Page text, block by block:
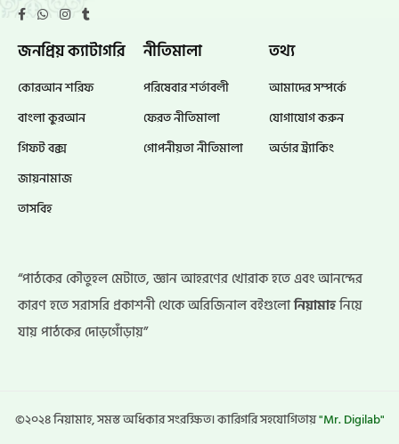
জনপ্রিয় ক্যাটাগরি
কোরআন শরিফ
বাংলা কুরআন
গিফট বক্স
জায়নামাজ
তাসবিহ
নীতিমালা
পরিষেবার শর্তাবলী
ফেরত নীতিমালা
গোপনীয়তা নীতিমালা
তথ্য
আমাদের সম্পর্কে
যোগাযোগ করুন
অর্ডার ট্র্যাকিং
“পাঠকের কৌতুহল মেটাতে, জ্ঞান আহরণের খোরাক হতে এবং আনন্দের
কারণ হতে সরাসরি প্রকাশনী থেকে অরিজিনাল বইগুলোনিয়ামাহনিয়ে
যায় পাঠকের দোড়গোঁড়ায়”
©২০২৪ নিয়ামাহ, সমস্ত অধিকার সংরক্ষিত। কারিগরি সহযোগিতায়"Mr. Digilab"